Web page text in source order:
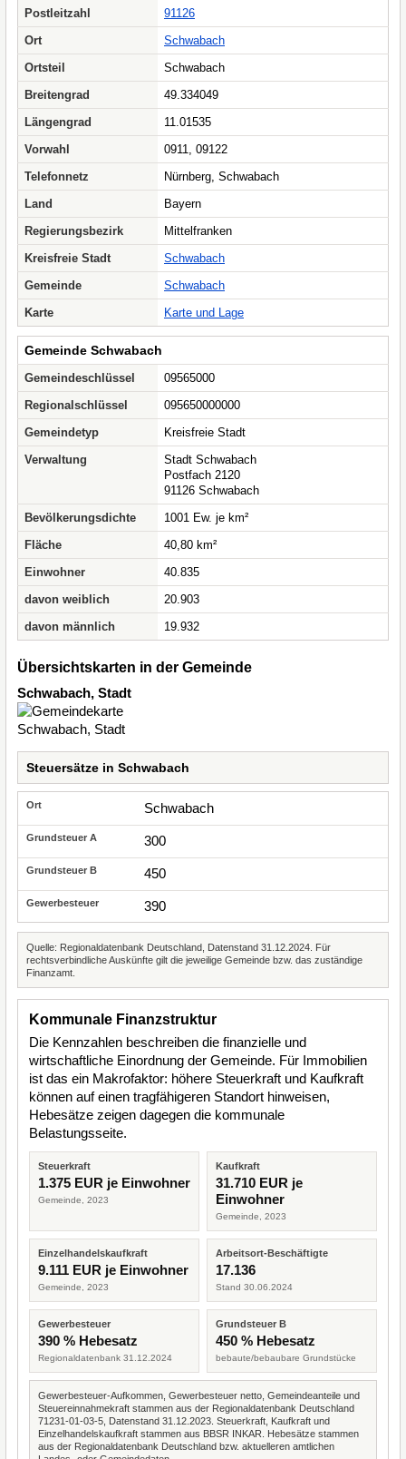
Postleitzahl
91126
Ort
Schwabach
Ortsteil
Schwabach
Breitengrad
49.334049
Längengrad
11.01535
Vorwahl
0911, 09122
Telefonnetz
Nürnberg, Schwabach
Land
Bayern
Regierungsbezirk
Mittelfranken
Kreisfreie Stadt
Schwabach
Gemeinde
Schwabach
Karte
Karte und Lage
Gemeinde Schwabach
Gemeindeschlüssel
09565000
Regionalschlüssel
095650000000
Gemeindetyp
Kreisfreie Stadt
Verwaltung
Stadt Schwabach
Postfach 2120
91126 Schwabach
Bevölkerungsdichte
1001 Ew. je km²
Fläche
40,80 km²
Einwohner
40.835
davon weiblich
20.903
davon männlich
19.932
Übersichtskarten in der Gemeinde
Schwabach, Stadt
Steuersätze in Schwabach
Schwabach
300
450
390
Quelle: Regionaldatenbank Deutschland, Datenstand 31.12.2024. Für
rechtsverbindliche Auskünfte gilt die jeweilige Gemeinde bzw. das zuständige
Finanzamt.
Kommunale Finanzstruktur
Die Kennzahlen beschreiben die finanzielle und
wirtschaftliche Einordnung der Gemeinde. Für Immobilien
ist das ein Makrofaktor: höhere Steuerkraft und Kaufkraft
können auf einen tragfähigeren Standort hinweisen,
Hebesätze zeigen dagegen die kommunale
Belastungsseite.
Steuerkraft
1.375 EUR je Einwohner
Gemeinde, 2023
Kaufkraft
31.710 EUR je
Einwohner
Gemeinde, 2023
Einzelhandelskaufkraft
9.111 EUR je Einwohner
Gemeinde, 2023
Arbeitsort-Beschäftigte
17.136
Stand 30.06.2024
Gewerbesteuer
390 % Hebesatz
Regionaldatenbank 31.12.2024
Grundsteuer B
450 % Hebesatz
bebaute/bebaubare Grundstücke
Gewerbesteuer-Aufkommen, Gewerbesteuer netto, Gemeindeanteile und
Steuereinnahmekraft stammen aus der Regionaldatenbank Deutschland
71231-01-03-5, Datenstand 31.12.2023. Steuerkraft, Kaufkraft und
Einzelhandelskaufkraft stammen aus BBSR INKAR. Hebesätze stammen
aus der Regionaldatenbank Deutschland bzw. aktuelleren amtlichen